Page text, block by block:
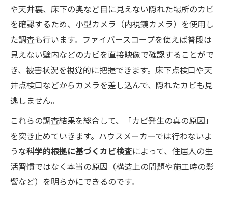
や天井裏、床下の奥など目に見えない隠れた場所のカビ
を確認するため、小型カメラ（内視鏡カメラ）を使用し
た調査も行います。ファイバースコープを使えば普段は
見えない壁内などのカビを直接映像で確認することがで
き、被害状況を視覚的に把握できます。床下点検口や天
井点検口などからカメラを差し込んで、隠れたカビも見
逃しません。
これらの調査結果を総合して、「カビ発生の真の原因」
を突き止めていきます。ハウスメーカーでは行わないよ
うな科学的根拠に基づくカビ検査によって、住居人の生
活習慣ではなく本当の原因（構造上の問題や施工時の影
響など）を明らかにできるのです。